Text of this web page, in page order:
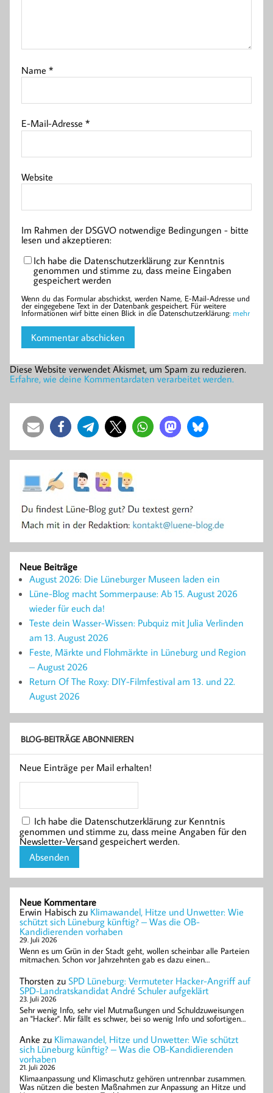
Name*
E-Mail-Adresse*
Website
Im Rahmen der DSGVO notwendige Bedingungen - bitte
lesen und akzeptieren:
Ich habe die Datenschutzerklärung zur Kenntnis
genommen und stimme zu, dass meine Eingaben
gespeichert werden
Wenn du das Formular abschickst, werden Name, E-Mail-Adresse und
der eingegebene Text in der Datenbank gespeichert. Für weitere
Informationen wirf bitte einen Blick in die Datenschutzerklärung: mehr
Diese Website verwendet Akismet, um Spam zu reduzieren.
Erfahre, wie deine Kommentardaten verarbeitet werden.
Neue Beiträge
August 2026: Die Lüneburger Museen laden ein
Lüne-Blog macht Sommerpause: Ab 15. August 2026
wieder für euch da!
Teste dein Wasser-Wissen: Pubquiz mit Julia Verlinden
am 13. August 2026
Feste, Märkte und Flohmärkte in Lüneburg und Region
– August 2026
Return Of The Roxy: DIY-Filmfestival am 13. und 22.
August 2026
BLOG-BEITRÄGE ABONNIEREN
Neue Einträge per Mail erhalten!
Ich habe die Datenschutzerklärung zur Kenntnis
genommen und stimme zu, dass meine Angaben für den
Newsletter-Versand gespeichert werden.
Neue Kommentare
Erwin Habisch zu Klimawandel, Hitze und Unwetter: Wie
schützt sich Lüneburg künftig? – Was die OB-
Kandidierenden vorhaben
29. Juli 2026
Wenn es um Grün in der Stadt geht, wollen scheinbar alle Parteien
mitmachen. Schon vor Jahrzehnten gab es dazu einen…
Thorsten zu SPD Lüneburg: Vermuteter Hacker-Angriff auf
SPD-Landratskandidat André Schuler aufgeklärt
23. Juli 2026
Sehr wenig Info, sehr viel Mutmaßungen und Schuldzuweisungen
an "Hacker". Mir fällt es schwer, bei so wenig Info und sofortigen…
Anke zu Klimawandel, Hitze und Unwetter: Wie schützt
sich Lüneburg künftig? – Was die OB-Kandidierenden
vorhaben
21. Juli 2026
Klimaanpassung und Klimaschutz gehören untrennbar zusammen.
Was nützen die besten Maßnahmen zur Anpassung an Hitze und